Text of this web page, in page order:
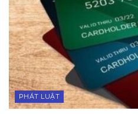
PHÁT LUẬT